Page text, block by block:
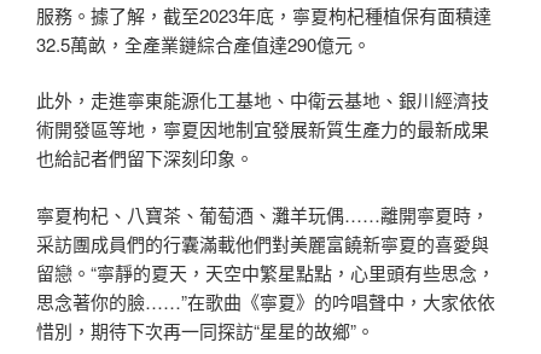
服務。據了解，截至2023年底，寧夏枸杞種植保有面積達
32.5萬畝，全產業鏈綜合產值達290億元。
此外，走進寧東能源化工基地、中衛云基地、銀川經濟技
術開發區等地，寧夏因地制宜發展新質生產力的最新成果
也給記者們留下深刻印象。
寧夏枸杞、八寶茶、葡萄酒、灘羊玩偶……離開寧夏時，
采訪團成員們的行囊滿載他們對美麗富饒新寧夏的喜愛與
留戀。“寧靜的夏天，天空中繁星點點，心里頭有些思念，
思念著你的臉……”在歌曲《寧夏》的吟唱聲中，大家依依
惜別，期待下次再一同探訪“星星的故鄉”。